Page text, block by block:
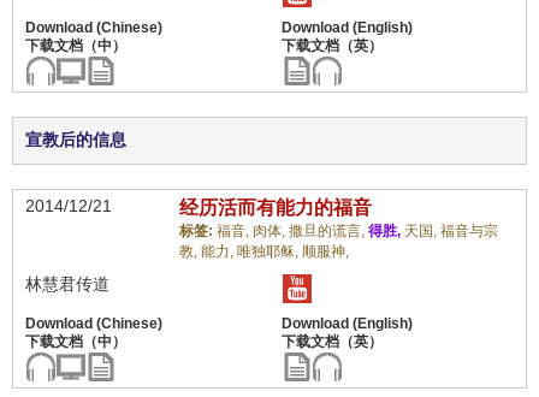
宣教后的信息
2014/12/21 经历活而有能力的福音
标签: 福音, 肉体, 撒旦的谎言, 得胜, 天国, 福音与宗
教, 能力, 唯独耶稣, 顺服神,
林慧君传道